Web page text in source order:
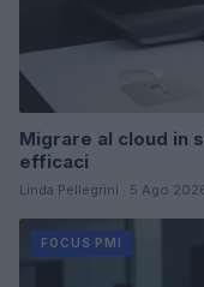
Migrare al cloud in
efficaci
Linda Pellegrini · 5 Ago
FOCUS PMI